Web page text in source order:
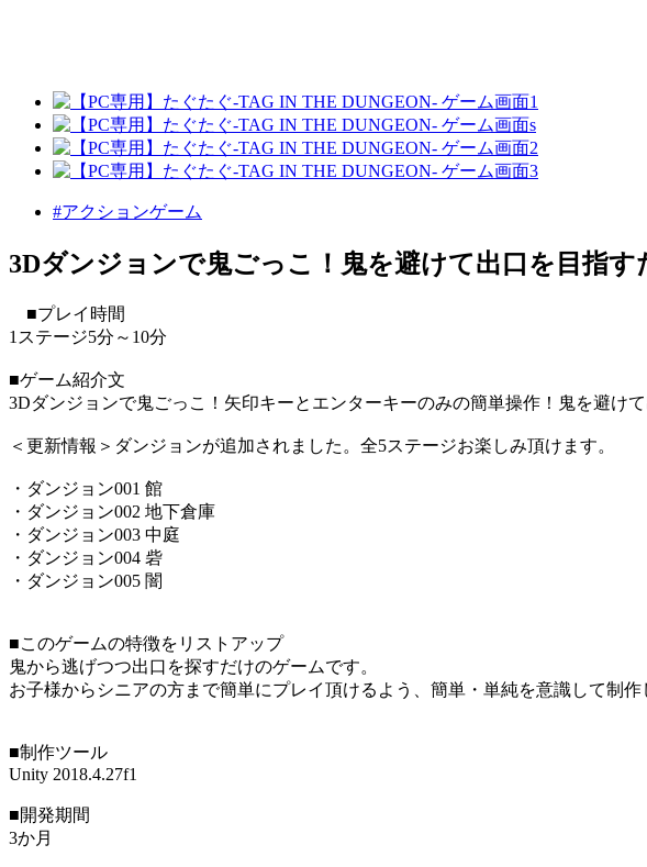
#アクションゲーム
3Dダンジョンで鬼ごっこ！鬼を避けて出口を目指
■プレイ時間
1ステージ5分～10分
■ゲーム紹介文
3Dダンジョンで鬼ごっこ！矢印キーとエンターキーのみの簡単操作！鬼を避け
＜更新情報＞ダンジョンが追加されました。全5ステージお楽しみ頂けます。
・ダンジョン001 館
・ダンジョン002 地下倉庫
・ダンジョン003 中庭
・ダンジョン004 砦
・ダンジョン005 闇
■このゲームの特徴をリストアップ
鬼から逃げつつ出口を探すだけのゲームです。
お子様からシニアの方まで簡単にプレイ頂けるよう、簡単・単純を意識して制作
■制作ツール
Unity 2018.4.27f1
■開発期間
3か月